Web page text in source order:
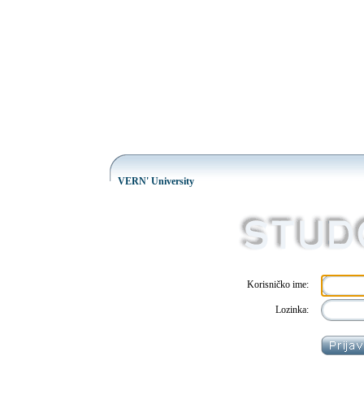
VERN' University
Korisničko ime:
Lozinka: